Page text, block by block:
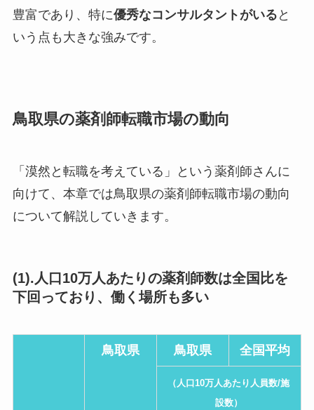
豊富であり、特に優秀なコンサルタントがいる と
いう点も大きな強みです。
鳥取県の薬剤師転職市場の動向
「漠然と転職を考えている」という薬剤師さんに
向けて、本章では鳥取県の薬剤師転職市場の動向
について解説していきます。
(1).人口10万人あたりの薬剤師数は全国比を
下回っており、働く場所も多い
鳥取県 鳥取県 全国平均
（人口10万人あたり人員数/施
設数）